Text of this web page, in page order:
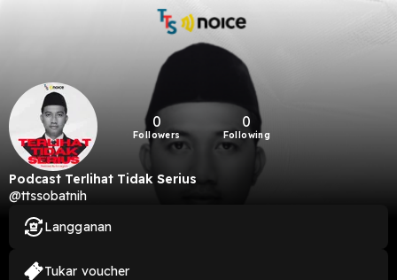
0
Followers
0
Following
Podcast Terlihat Tidak Serius
@ttssobatnih
Langganan
Tukar voucher